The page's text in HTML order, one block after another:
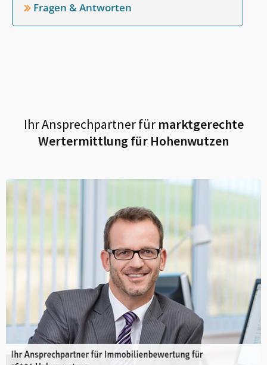
Fragen & Antworten
Ihr Ansprechpartner fürmarktgerechte
Wertermittlung für Hohenwutzen